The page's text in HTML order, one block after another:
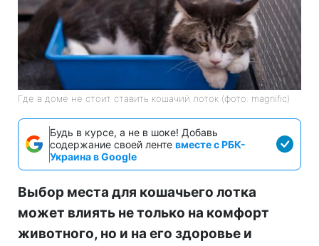
Где в доме не стоит ставить кошачий лоток (фото: magnific)
Будь в курсе, а не в шоке! Добавь
содержание своей ленте вместе с РБК-
Украина в Google
Выбор места для кошачьего лотка
может влиять не только на комфорт
животного, но и на его здоровье и